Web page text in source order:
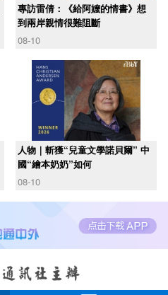
專訪雷倩：《給阿嬤的情書》想
到兩岸親情很難阻斷
08-10
人物｜斬獲“兒童文學諾貝爾” 中
國“繪本奶奶”如何
08-10